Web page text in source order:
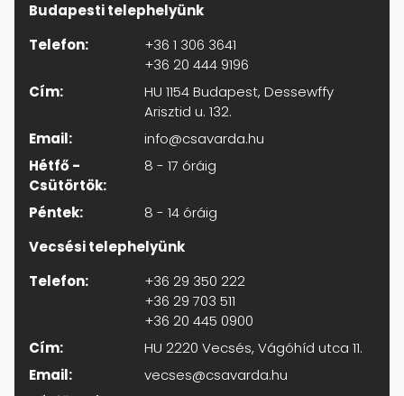
Budapesti telephelyünk
Telefon:
+36 1 306 3641
+36 20 444 9196
Cím:
HU 1154 Budapest, Dessewffy
Arisztid u. 132.
Email:
info@csavarda.hu
Hétfő -
Csütörtök:
8 - 17 óráig
Péntek:
8 - 14 óráig
Vecsési telephelyünk
Telefon:
+36 29 350 222
+36 29 703 511
+36 20 445 0900
Cím:
HU 2220 Vecsés, Vágóhíd utca 11.
Email:
vecses@csavarda.hu